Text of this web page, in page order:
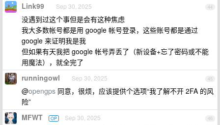
44
Link99 Sep 30, 2025
没遇到过这个事但是会有这种焦虑
我大多数帐号都是用 google 帐号登录，这些账号都是通过
google 来证明我是我
但如果有天我把 google 帐号弄丢了（新设备+忘了密码或不能
用魔法），就全完了
45
runningowl Sep 30, 2025
@opengps 同意，很烦，应该提供个选项“我了解不开 2FA 的风
险”
46
MFWT OP Sep 30, 2025